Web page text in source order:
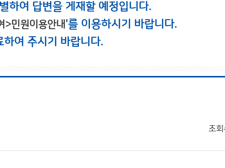
하여 답변을 게재할 예정입니다.
>민원이용안내'를 이용하시기 바랍니다.
여 주시기 바랍니다.
조회